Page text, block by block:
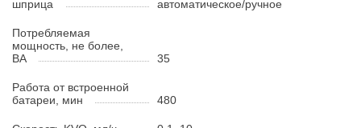
шприца
автоматическое/ручное
Потребляемая
мощность, не более,
BA
35
Работа от встроенной
батареи, мин
480